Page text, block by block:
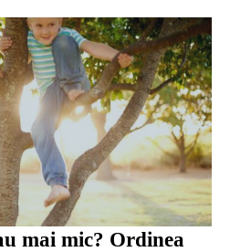
mai mic? Ordinea